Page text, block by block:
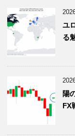
ユ
る
陽
FX